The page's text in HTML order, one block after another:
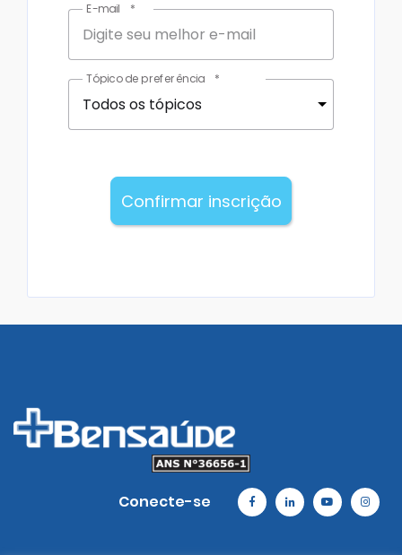
E-mail *
Todos os tópicos
Tópico de preferência *
Confirmar inscrição
Conecte-se